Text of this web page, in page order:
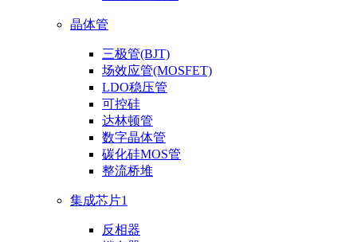
晶体管
三极管(BJT)
场效应管(MOSFET)
LDO稳压管
可控硅
达林顿管
数字晶体管
碳化硅MOS管
整流桥堆
集成芯片1
反相器